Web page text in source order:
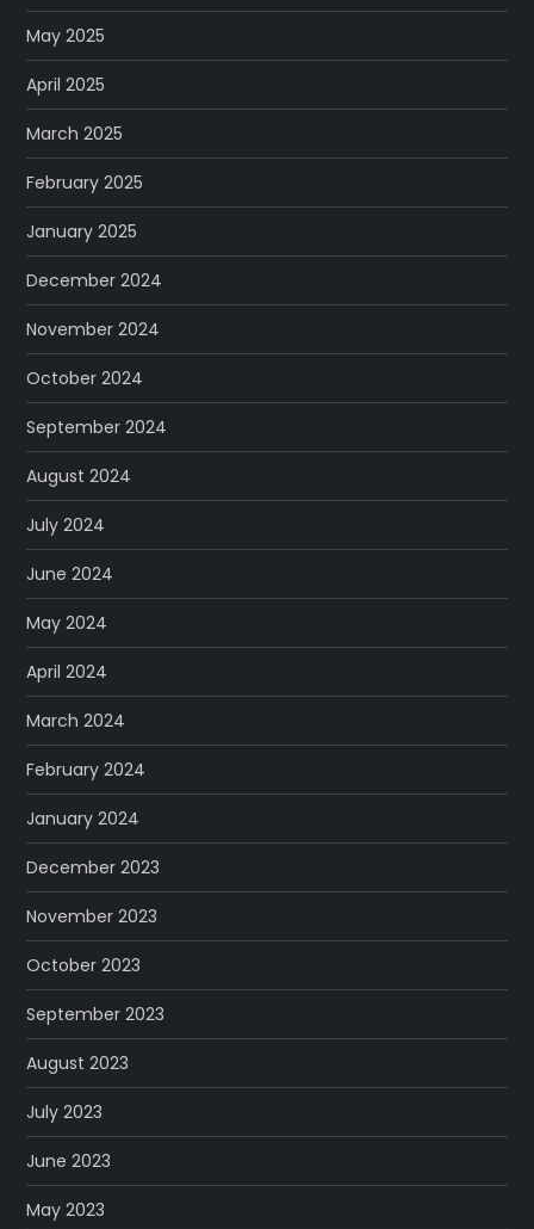
May 2025
April 2025
March 2025
February 2025
January 2025
December 2024
November 2024
October 2024
September 2024
August 2024
July 2024
June 2024
May 2024
April 2024
March 2024
February 2024
January 2024
December 2023
November 2023
October 2023
September 2023
August 2023
July 2023
June 2023
May 2023